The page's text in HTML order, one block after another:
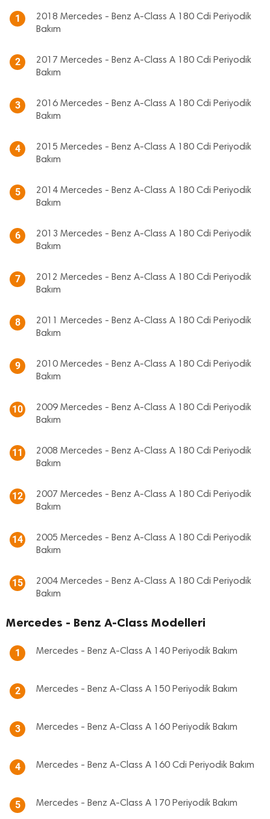
1
2018 Mercedes - Benz A-Class A 180 Cdi Periyodik
Bakım
2
2017 Mercedes - Benz A-Class A 180 Cdi Periyodik
Bakım
3
2016 Mercedes - Benz A-Class A 180 Cdi Periyodik
Bakım
4
2015 Mercedes - Benz A-Class A 180 Cdi Periyodik
Bakım
5
2014 Mercedes - Benz A-Class A 180 Cdi Periyodik
Bakım
6
2013 Mercedes - Benz A-Class A 180 Cdi Periyodik
Bakım
7
2012 Mercedes - Benz A-Class A 180 Cdi Periyodik
Bakım
8
2011 Mercedes - Benz A-Class A 180 Cdi Periyodik
Bakım
9
2010 Mercedes - Benz A-Class A 180 Cdi Periyodik
Bakım
10
2009 Mercedes - Benz A-Class A 180 Cdi Periyodik
Bakım
11
2008 Mercedes - Benz A-Class A 180 Cdi Periyodik
Bakım
12
2007 Mercedes - Benz A-Class A 180 Cdi Periyodik
Bakım
14
2005 Mercedes - Benz A-Class A 180 Cdi Periyodik
Bakım
15
2004 Mercedes - Benz A-Class A 180 Cdi Periyodik
Bakım
Mercedes - Benz A-Class Modelleri
1 Mercedes - Benz A-Class A 140 Periyodik Bakım
2 Mercedes - Benz A-Class A 150 Periyodik Bakım
3 Mercedes - Benz A-Class A 160 Periyodik Bakım
4 Mercedes - Benz A-Class A 160 Cdi Periyodik Bakım
5 Mercedes - Benz A-Class A 170 Periyodik Bakım